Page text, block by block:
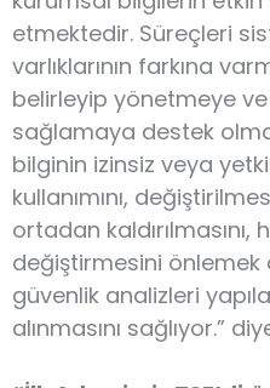
etmektedir. Süreçleri
varlıklarının farkına
belirleyip yönetmeye
sağlamaya destek
bilginin izinsiz veya
kullanımını,
ortadan
değiştirmesini önlemek
güvenlik analizleri
alınmasını sağlıyor.”